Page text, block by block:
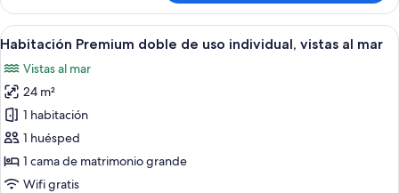
Premium
doble,
vistas
mar
Abrir
todas
las
fotos
de
Habitación
Premium
doble
Una habitación de hotel moderna
5
Habitación Premium doble de uso individual, vistas al mar
Vistas al mar
24 m²
1 habitación
1 huésped
1 cama de matrimonio grande
Wifi gratis